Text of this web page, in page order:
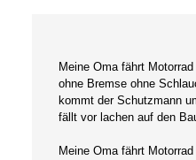
Meine Oma fährt Motorrad
ohne Bremse ohne
kommt der Schutzmann
fällt vor lachen auf den
Meine Oma fährt Motorrad